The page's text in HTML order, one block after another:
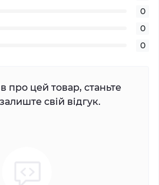
0
0
0
про цей товар, станьте
свій відгук.